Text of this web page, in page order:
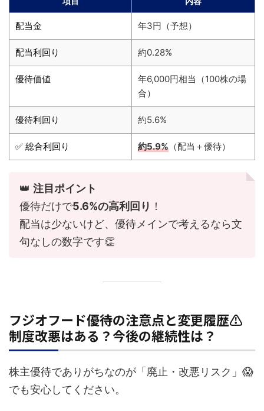
配当金 年3円（予想）
配当利回り 約0.28%
優待価値
年6,000円相当（100株の場
合）
優待利回り 約5.6%
✅ 総合利回り 約5.9% （配当＋優待）
👑 注目ポイント
優待だけで5.6%の高利回り ！
配当は少ないけど、優待メインで考えるなら文
句なしの数字です👏
フジオフード優待の注意点と変更履歴⚠️
制度改悪はある？今後の継続性は？
株主優待でありがちなのが「廃止・改悪リスク」😱
でも安心してください。